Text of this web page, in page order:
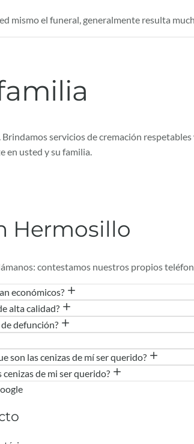
mismo el funeral, generalmente resulta
servicios de cremación
en usted y su familia.
Hermosillo
contestamos nuestros propios
económicos?
alta calidad?
defunción?
son las cenizas de mí ser querido?
de mi ser querido?